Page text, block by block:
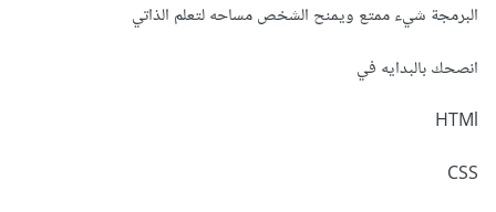
البرمجة شيء ممتع ويمنح الشخص مساحه لتعلم الذاتي
انصحك بالبدايه في
HTMl
CSS